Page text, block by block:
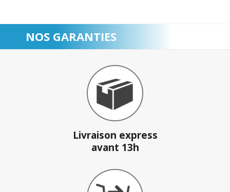
NOS GARANTIES
Livraison express
avant 13h